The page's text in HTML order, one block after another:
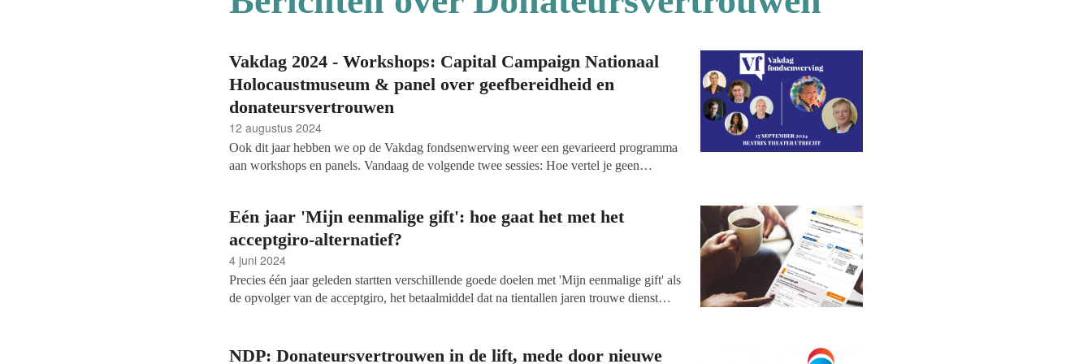
Vakdag 2024 - Workshops: Capital Campaign Nationaal
Holocaustmuseum & panel over geefbereidheid en
donateursvertrouwen
12 augustus 2024
Ook dit jaar hebben we op de Vakdag fondsenwerving weer een gevarieerd programma
aan workshops en panels. Vandaag de volgende twee sessies: Hoe vertel je geen
Eén jaar 'Mijn eenmalige gift': hoe gaat het met het
acceptgiro-alternatief?
4 juni 2024
Precies één jaar geleden startten verschillende goede doelen met 'Mijn eenmalige gift' als
de opvolger van de acceptgiro, het betaalmiddel dat na tientallen jaren trouwe dienst
brancheorganisatie Goede Doelen Nederland in samenwerking met Data Inside de eerste
NDP: Donateursvertrouwen in de lift, mede door nieuwe